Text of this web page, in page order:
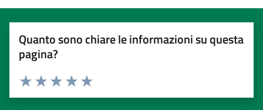
Quanto sono chiare le informazioni su questa
pagina?
Valuta 5 stelle su 5
Valuta 4 stelle su 5
Valuta 3 stelle su 5
Valuta 2 stelle su 5
Valuta 1 stelle su 5